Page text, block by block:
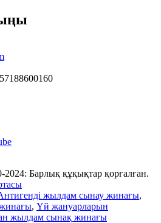
Барлық құқықтар қорғалған.
жылдам сынау жинағы,
, Үй жануарларын
жылдам сынақ жинағы